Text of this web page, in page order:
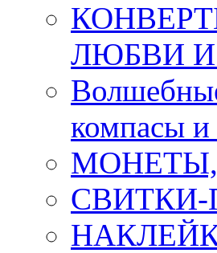
ЛЮБВИ И
компасы